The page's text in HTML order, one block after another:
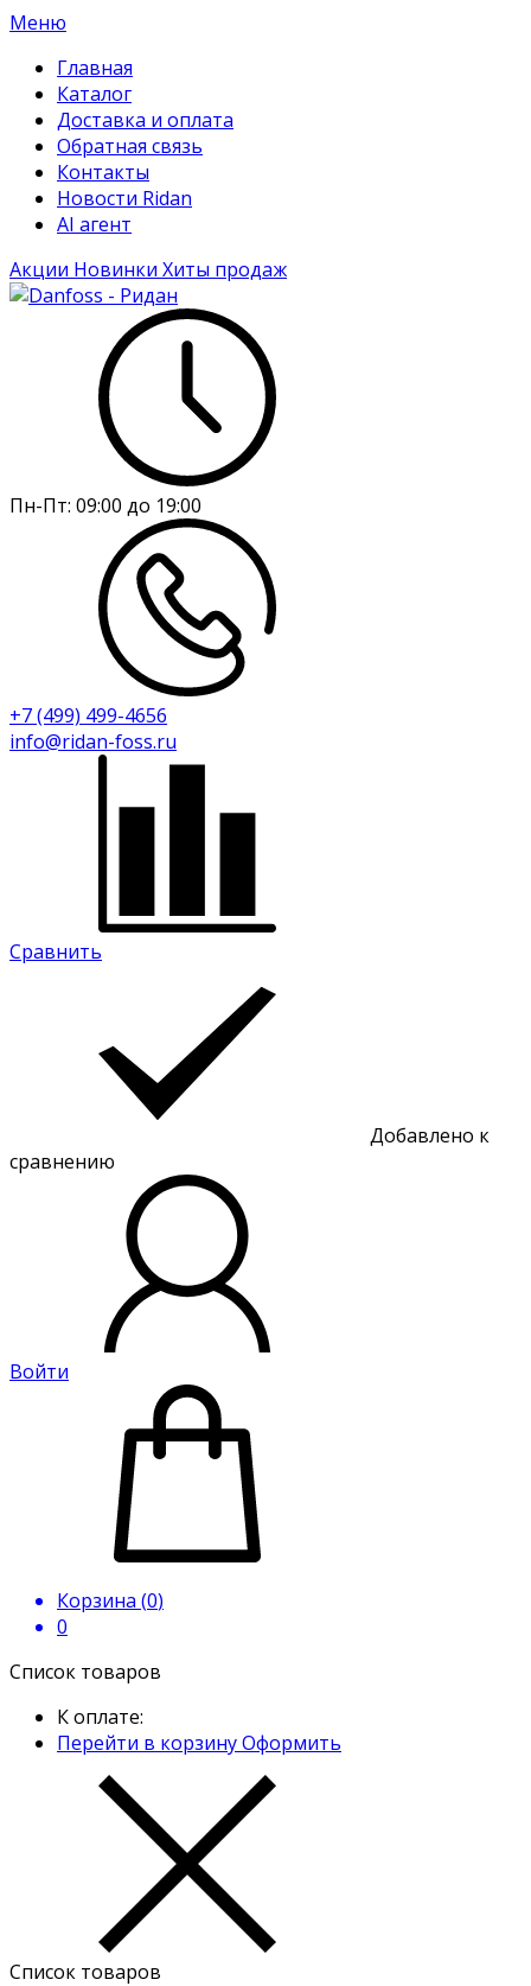
Меню
Главная
Каталог
Доставка и оплата
Обратная связь
Контакты
Новости Ridan
AI агент
Акции Новинки Хиты продаж
Пн-Пт: 09:00 до 19:00
+7 (499) 499-4656
info@ridan-foss.ru
Сравнить
Добавлено к
сравнению
Войти
Корзина (0)
0
Список товаров
К оплате:
Перейти в корзинуОформить
Список товаров